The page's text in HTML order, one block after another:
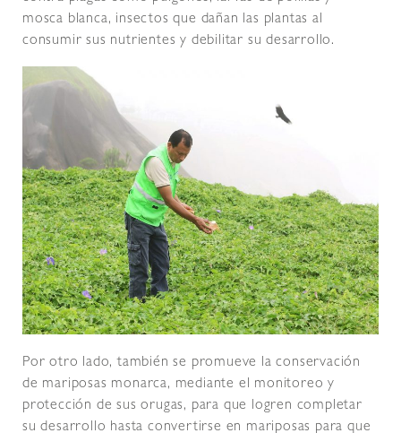
mosca blanca, insectos que dañan las plantas al
consumir sus nutrientes y debilitar su desarrollo.
Por otro lado, también se promueve la conservación
de mariposas monarca, mediante el monitoreo y
protección de sus orugas, para que logren completar
su desarrollo hasta convertirse en mariposas para que